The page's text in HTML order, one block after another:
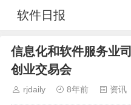
软件日报
信息化和软件服务业
创业交易会
rjdaily 8年前 资讯